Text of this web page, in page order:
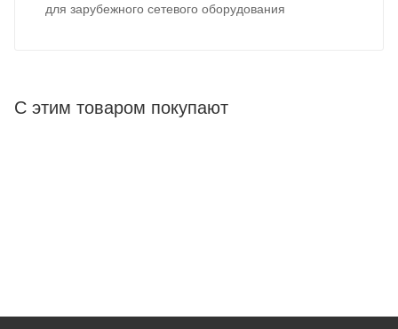
для зарубежного сетевого оборудования
С этим товаром покупают